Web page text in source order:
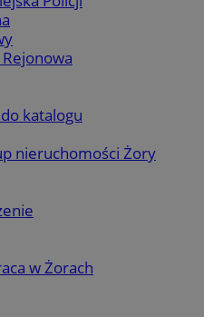
katalogu
nieruchomości Żory
w Żorach